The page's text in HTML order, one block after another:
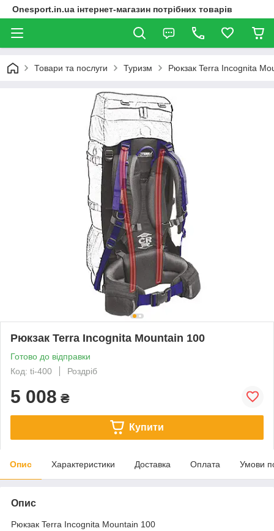
Onesport.in.ua інтернет-магазин потрібних товарів
Товари та послуги Туризм Рюкзак Terra Incognita
Рюкзак Terra Incognita Mountain 100
Готово до відправки
Код: ti-400
Роздріб
5 008 ₴
Купити
Опис Характеристики Доставка Оплата Умови
Опис
Рюкзак Terra Incognita Mountain 100